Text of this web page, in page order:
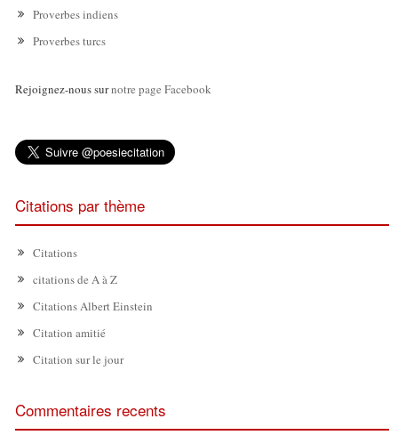
Proverbes indiens
Proverbes turcs
Rejoignez-nous surnotre page Facebook
Citations par thème
Citations
citations de A à Z
Citations Albert Einstein
Citation amitié
Citation sur le jour
Commentaires recents